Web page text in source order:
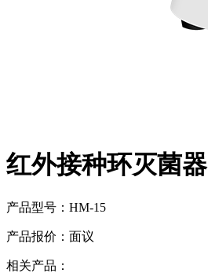
红外接种环灭菌器
产品型号： HM-15
产品报价： 面议
相关产品：